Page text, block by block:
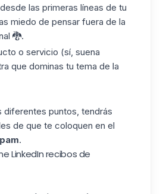
desde las primeras líneas de tu
miedo de pensar fuera de la
🐉.
o servicio (sí, suena
que dominas tu tema de la
diferentes puntos, tendrás
de que te coloquen en el
.
LinkedIn recibos de